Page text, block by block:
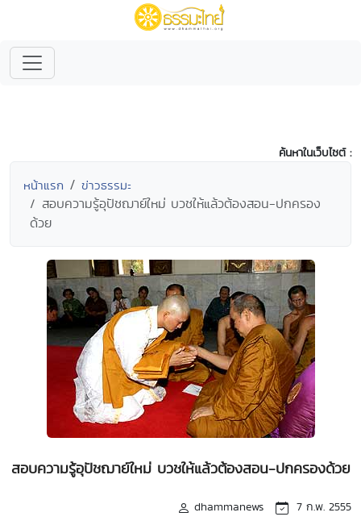
ค้นหาในเว็บไซต์ :
หน้าแรก ข่าวธรรมะ
สอบความรู้อุปัชฌาย์ใหม่ บวชให้แล้วต้องสอน-ปกครอง
ด้วย
สอบความรู้อุปัชฌาย์ใหม่ บวชให้แล้วต้องสอน-ปกครองด้วย
dhammanews 7 ก.พ. 2555